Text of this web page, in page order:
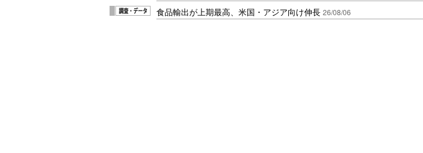
食品輸出が上期最高、米国・アジア向け伸長 26/08/06